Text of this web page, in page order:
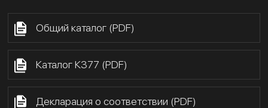
Общий каталог (PDF)
Каталог К377 (PDF)
Декларация о соответствии (PDF)